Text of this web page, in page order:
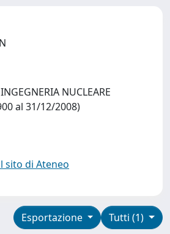
NUCLEARE
al 31/12/2008)
sito di Ateneo
Tutti (1)
Esportazione